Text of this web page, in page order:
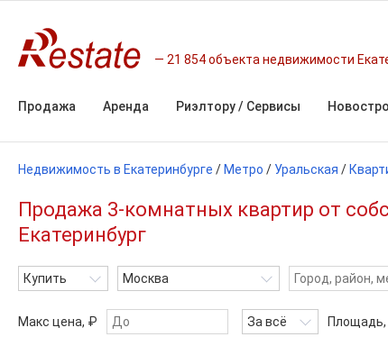
21 854 объекта недвижимости
Продажа Аренда Риэлтору / Сервисы
Недвижимость в Екатеринбурге / Метро / Уральская /
Продажа 3-комнатных квартир от
Екатеринбург
Купить Москва
Макс цена, ₽ За всё Площадь,